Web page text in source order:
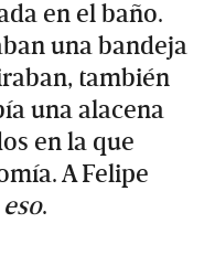
en el baño.
una bandeja
también
una alacena
en la que
A Felipe
eso.